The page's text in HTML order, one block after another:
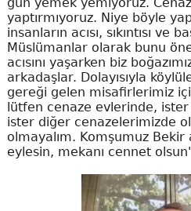
yaptırmıyoruz. Niye böyle
insanların acısı, sıkıntısı ve
Müslümanlar olarak bunu
acısını yaşarken biz
arkadaşlar. Dolayısıyla
gereği gelen misafirlerimiz
lütfen cenaze evlerinde,
ister diğer cenazelerimizde
olmayalım. Komşumuz
eylesin, mekanı cennet